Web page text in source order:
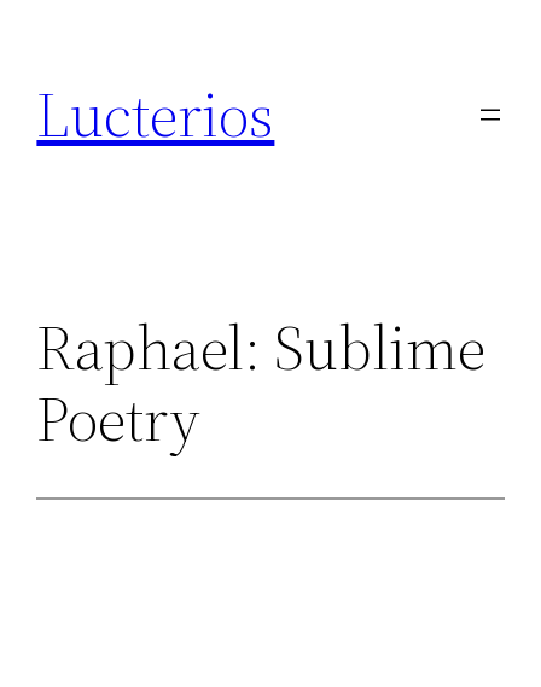
contenu
Lucterios
Raphael: Sublime
Poetry